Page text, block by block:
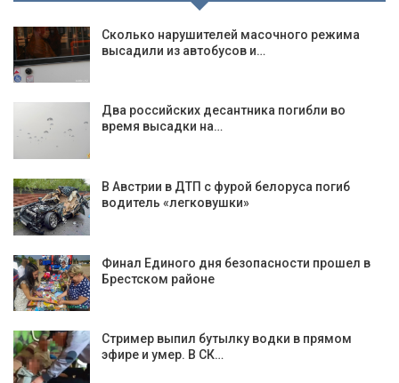
Сколько нарушителей масочного режима
высадили из автобусов и…
Два российских десантника погибли во
время высадки на…
В Австрии в ДТП с фурой белоруса погиб
водитель «легковушки»
Финал Единого дня безопасности прошел в
Брестском районе
Стример выпил бутылку водки в прямом
эфире и умер. В СК…